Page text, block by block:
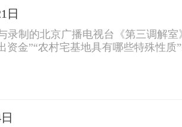
日
制的北京广播电视台《第三调解室
金”“农村宅基地具有哪些特殊性质”